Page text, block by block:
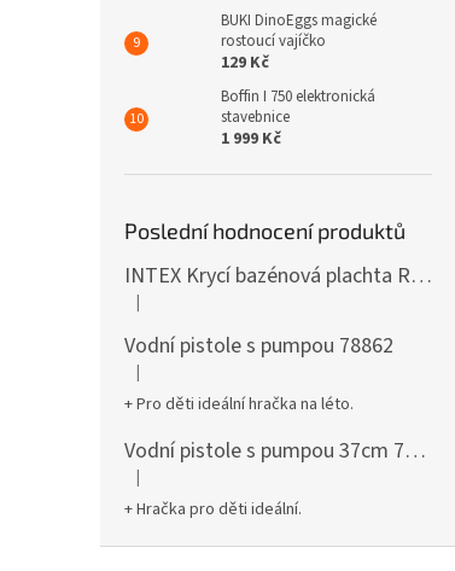
BUKI DinoEggs magické
rostoucí vajíčko
129 Kč
Boffin I 750 elektronická
stavebnice
1 999 Kč
Poslední hodnocení produktů
INTEX Krycí bazénová plachta Round 305cm 28030
Hodnocení produktu je 5 z 5 hvězdiček.
|
Vodní pistole s pumpou 78862
Hodnocení produktu je 5 z 5 hvězdiček.
|
+ Pro děti ideální hračka na léto.
Vodní pistole s pumpou 37cm 78961
Hodnocení produktu je 5 z 5 hvězdiček.
|
+ Hračka pro děti ideální.